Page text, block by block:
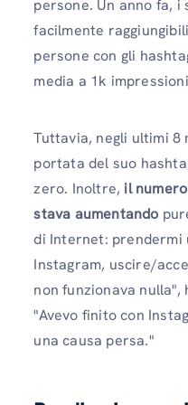
persone. Un anno fa,
facilmente raggiungibili
persone con gli
media a 1k
Tuttavia, negli ultimi 8
portata del suo
zero. Inoltre, il
stava aumentando
di Internet: prendermi
Instagram, uscire/
non funzionava nulla",
"Avevo finito con
una causa persa."